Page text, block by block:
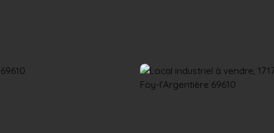
Confiez un local Trouver un Broker